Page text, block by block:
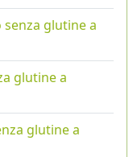
glutine a
glutine a
glutine a